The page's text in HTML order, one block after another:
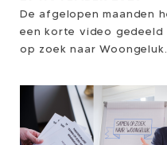
De afgelopen maanden
een korte video gedeeld
op zoek naar
overzicht en
zonder verbouwing,
Steeds meer mensen
of passen een tip direct